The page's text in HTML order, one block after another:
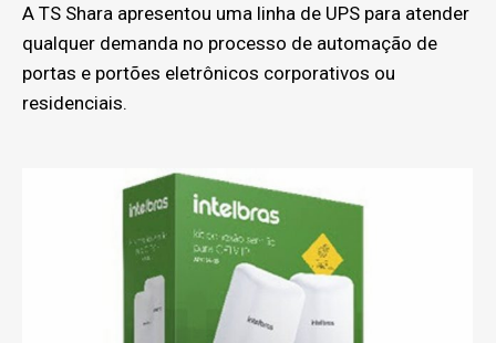
A TS Shara apresentou uma linha de UPS para atender
qualquer demanda no processo de automação de
portas e portões eletrônicos corporativos ou
residenciais.